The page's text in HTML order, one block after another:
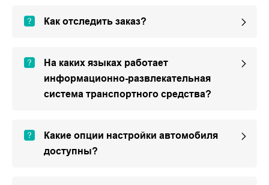
Как отследить заказ?
На каких языках работает
информационно-развлекательная
система транспортного средства?
Какие опции настройки автомобиля
доступны?